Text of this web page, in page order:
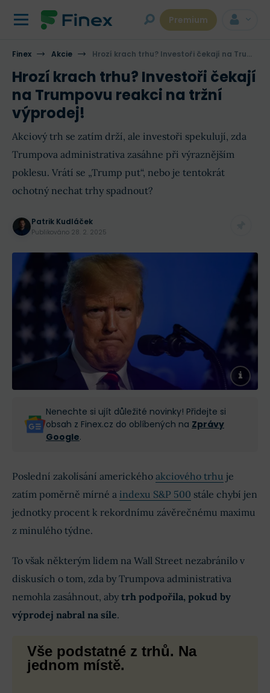
Premium
Finex Akcie Hrozí krach trhu? Investoři čekají na Trumpovu reakci na tržní výprodej!
Hrozí krach trhu? Investoři čekají
na Trumpovu reakci na tržní
výprodej!
Akciový trh se zatím drží, ale investoři spekulují, zda
Trumpova administrativa zasáhne při výraznějším
poklesu. Vrátí se „Trump put“, nebo je tentokrát
ochotný nechat trhy spadnout?
Patrik Kudláček
Publikováno 28. 2. 2025
Nenechte si ujít důležité novinky! Přidejte si
obsah z Finex.cz do oblíbených na Zprávy
Google.
Poslední zakolísání amerického akciového trhu je
zatím poměrně mírné a indexu S&P 500 stále chybí jen
jednotky procent k rekordnímu závěrečnému maximu
z minulého týdne.
To však některým lidem na Wall Street nezabránilo v
diskusích o tom, zda by Trumpova administrativa
nemohla zasáhnout, aby trh podpořila, pokud by
výprodej nabral na síle.
Vše podstatné z trhů. Na
jednom místě.